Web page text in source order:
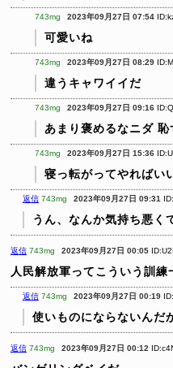
743mg 2023年09月27日 07:54
可愛いね
743mg 2023年09月27日 08:29
違うキャワイイだ
743mg 2023年09月27日 09:16
あまり褒めるなニダ 恥
743mg 2023年09月27日 15:36
寝っ転がってやればい
返信 743mg 2023年09月27日 09:31
うん、なんか気持ち悪く
返信 743mg 2023年09月27日 00:05
人民解放軍ってこういう訓練
返信 743mg 2023年09月27日 00:19
使いものにならないんだ
返信 743mg 2023年09月27日 00:12